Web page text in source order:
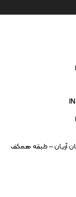
آریان – طبقه همکف